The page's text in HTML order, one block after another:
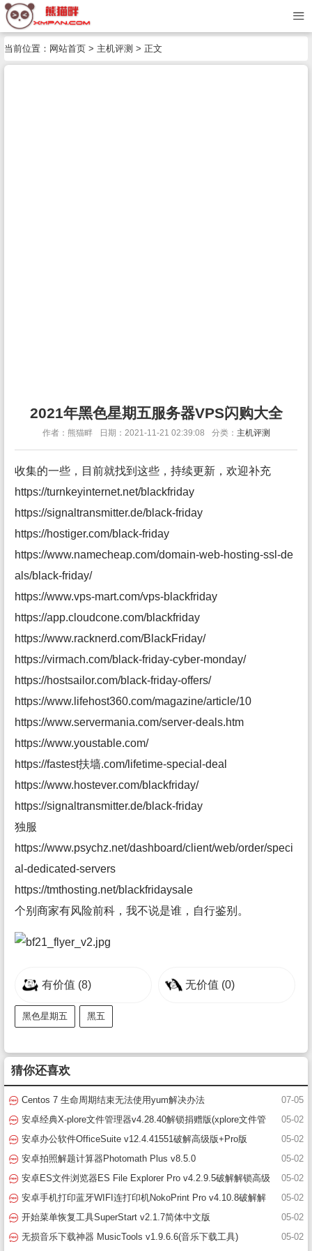
当前位置： 网站首页 > 主机评测 > 正文
2021年黑色星期五服务器VPS闪购大全
作者：熊猫畔 日期：2021-11-21 02:39:08 分类： 主机评测
收集的一些，目前就找到这些，持续更新，欢迎补充
https://turnkeyinternet.net/blackfriday
https://signaltransmitter.de/black-friday
https://hostiger.com/black-friday
https://www.namecheap.com/domain-web-hosting-ssl-de
als/black-friday/
https://www.vps-mart.com/vps-blackfriday
https://app.cloudcone.com/blackfriday
https://www.racknerd.com/BlackFriday/
https://virmach.com/black-friday-cyber-monday/
https://hostsailor.com/black-friday-offers/
https://www.lifehost360.com/magazine/article/10
https://www.servermania.com/server-deals.htm
https://www.youstable.com/
https://fastest扶墙.com/lifetime-special-deal
https://www.hostever.com/blackfriday/
https://signaltransmitter.de/black-friday
独服
https://www.psychz.net/dashboard/client/web/order/speci
al-dedicated-servers
https://tmthosting.net/blackfridaysale
个别商家有风险前科，我不说是谁，自行鉴别。
有价值 (8) 无价值 (0)
黑色星期五 黑五
猜你还喜欢
07-05
Centos 7 生命周期结束无法使用yum解决办法
05-02
安卓经典X-plore文件管理器v4.28.40解锁捐赠版(xplore文件管
理器破解版)
05-02
安卓办公软件OfficeSuite v12.4.41551破解高级版+Pro版
05-02
安卓拍照解题计算器Photomath Plus v8.5.0
05-02
安卓ES文件浏览器ES File Explorer Pro v4.2.9.5破解解锁高级
版(es文件浏览器)
05-02
安卓手机打印蓝牙WIFI连打印机NokoPrint Pro v4.10.8破解解
锁高级版
05-02
开始菜单恢复工具SuperStart v2.1.7简体中文版
05-02
无损音乐下载神器 MusicTools v1.9.6.6(音乐下载工具)